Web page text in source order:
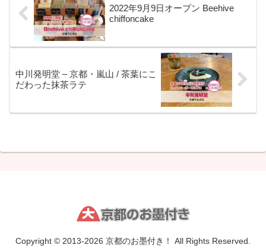
2022年9月9日オープン Beehive
chiffoncake
中川発明堂 – 京都・嵐山 / 茶葉にこ
だわった抹茶ラテ
Copyright © 2013-2026 京都のお墨付き！ All Rights Reserved.